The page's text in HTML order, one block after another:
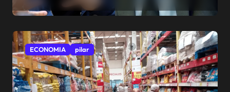
ECONOMIA pilar